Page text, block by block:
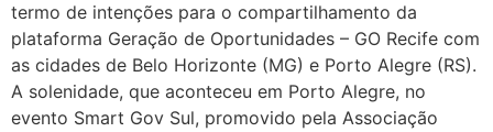
termo de intenções para o compartilhamento da
plataforma Geração de Oportunidades – GO Recife com
as cidades de Belo Horizonte (MG) e Porto Alegre (RS).
A solenidade, que aconteceu em Porto Alegre, no
evento Smart Gov Sul, promovido pela Associação